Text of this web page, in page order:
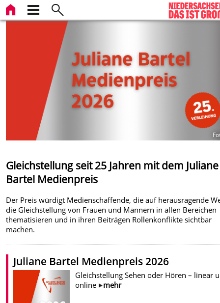
Gleichstellung seit 25 Jahren mit dem Juliane
Bartel Medienpreis
Der Preis würdigt Medienschaffende, die auf herausragende
die Gleichstellung von Frauen und Männern in allen Bereichen
thematisieren und in ihren Beiträgen Rollenkonflikte sichtbar
machen.
Juliane Bartel Medienpreis 2026
Gleichstellung Sehen oder Hören – linear
online
mehr